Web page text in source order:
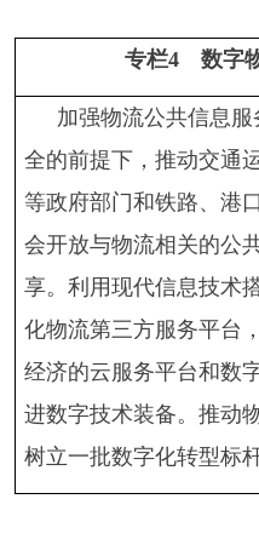
专栏4 数字
加强物流公共信息
全的前提下，推动交通
等政府部门和铁路、港
会开放与物流相关的公
享。利用现代信息技术
化物流第三方服务平台
经济的云服务平台和数
进数字技术装备。推动
树立一批数字化转型标